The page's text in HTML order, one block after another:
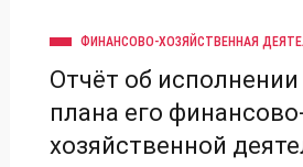
ФИНАНСОВО-ХОЗЯЙСТВЕННАЯ
Отчёт об
плана его
хозяйственной